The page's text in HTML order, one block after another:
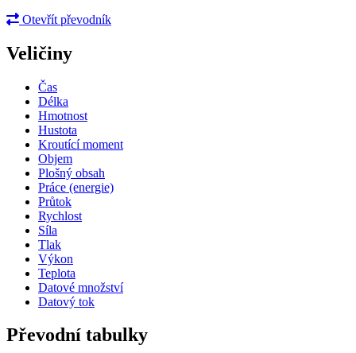
Otevřít převodník
Veličiny
Čas
Délka
Hmotnost
Hustota
Kroutící moment
Objem
Plošný obsah
Práce (energie)
Průtok
Rychlost
Síla
Tlak
Výkon
Teplota
Datové množství
Datový tok
Převodní tabulky